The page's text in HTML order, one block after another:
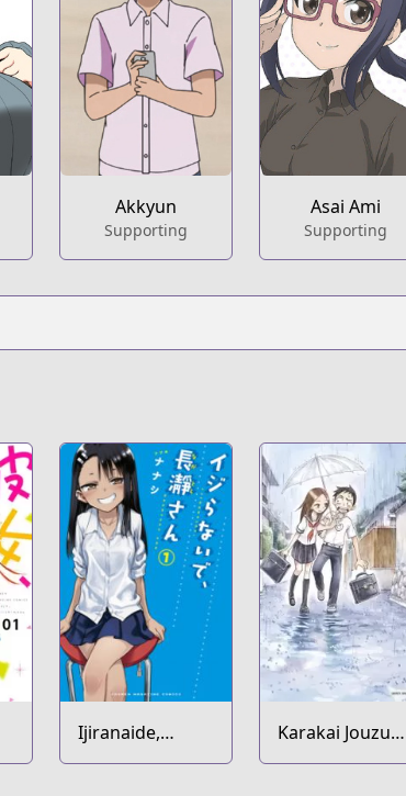
Akkyun
Supporting
Asai Ami
Supporting
Ijiranaide,
Nagatoro-san
Karakai Jouzu
no Takagi-san